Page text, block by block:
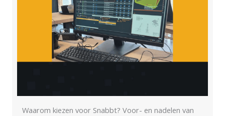
Waarom kiezen voor Snabbt? Voor- en nadelen van